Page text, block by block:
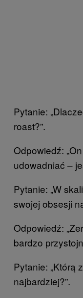
Pytanie:
roast?”.
Odpowiedź:
udowadniać –
Pytanie: „W
swojej obsesji
Odpowiedź:
bardzo
Pytanie: „Którą
najbardziej?”.